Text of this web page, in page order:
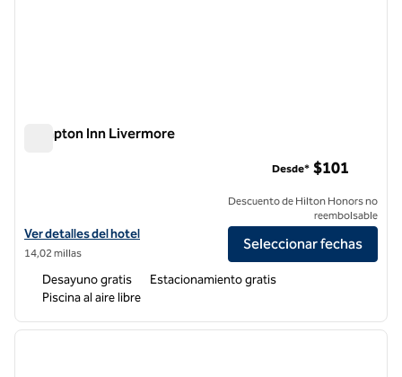
Hampton Inn Livermore
Ver detalles del hotel Hampton Inn Livermore
Ver detalles del hotel
14,02 millas
Desde* $101
Descuento de Hilton Honors no
reembolsable
Seleccionar fechas
Desayuno gratis
Estacionamiento gratis
Piscina al aire libre
1 de 12